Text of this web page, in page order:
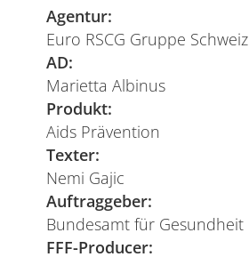
Agentur:
Euro RSCG Gruppe Schweiz
AD:
Marietta Albinus
Produkt:
Aids Prävention
Texter:
Nemi Gajic
Auftraggeber:
Bundesamt für Gesundheit
FFF-Producer: